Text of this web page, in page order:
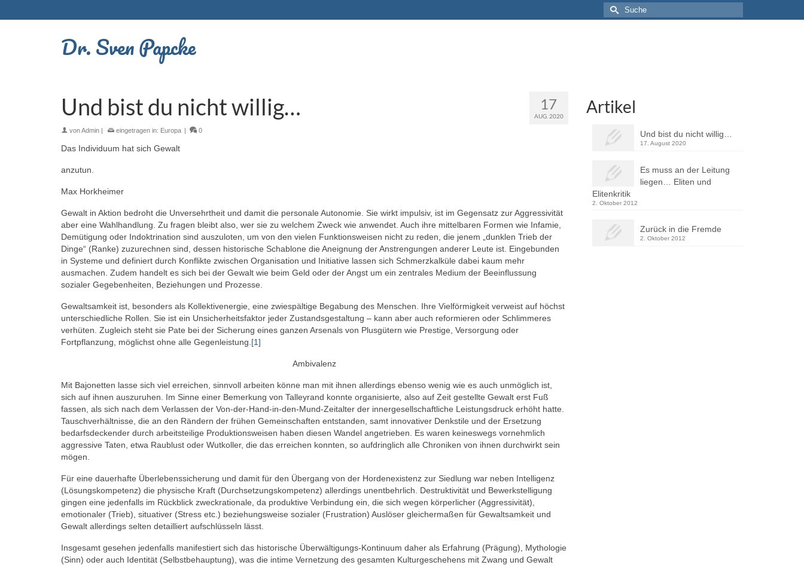
Suche
nach:
Dr. Sven Papcke
17
AUG. 2020
Und bist du nicht willig…
vonAdmin | eingetragen in: Europa | 0
Das Individuum hat sich Gewalt
anzutun.
Max Horkheimer
Gewalt in Aktion bedroht die Unversehrtheit und damit die personale Autonomie. Sie wirkt impulsiv, ist im Gegensatz zur Aggressivität
aber eine Wahlhandlung. Zu fragen bleibt also, wer sie zu welchem Zweck wie anwendet. Auch ihre mittelbaren Formen wie Infamie,
Demütigung oder Indoktrination sind auszuloten, um von den vielen Funktionsweisen nicht zu reden, die jenem „dunklen Trieb der
Dinge“ (Ranke) zuzurechnen sind, dessen historische Schablone die Aneignung der Anstrengungen anderer Leute ist. Eingebunden
in Systeme und definiert durch Konflikte zwischen Organisation und Initiative lassen sich Schmerzkalküle dabei kaum mehr
ausmachen. Zudem handelt es sich bei der Gewalt wie beim Geld oder der Angst um ein zentrales Medium der Beeinflussung
sozialer Gegebenheiten, Beziehungen und Prozesse.
Gewaltsamkeit ist, besonders als Kollektivenergie, eine zwiespältige Begabung des Menschen. Ihre Vielförmigkeit verweist auf höchst
unterschiedliche Rollen. Sie ist ein Unsicherheitsfaktor jeder Zustandsgestaltung – kann aber auch reformieren oder Schlimmeres
verhüten. Zugleich steht sie Pate bei der Sicherung eines ganzen Arsenals von Plusgütern wie Prestige, Versorgung oder
Fortpflanzung, möglichst ohne alle Gegenleistung. [1]
Ambivalenz
Mit Bajonetten lasse sich viel erreichen, sinnvoll arbeiten könne man mit ihnen allerdings ebenso wenig wie es auch unmöglich ist,
sich auf ihnen auszuruhen. Im Sinne einer Bemerkung von Talleyrand konnte organisierte also auf Zeit gestellte Gewalt erst Fuß
fassen, als sich nach dem Verlassen der Von-der-Hand-in-den-Mund-Zeitalter der innergesellschaftliche Leistungsdruck erhöht hatte.
Tauschverhältnisse, die an den Rändern der frühen Gemeinschaften entstanden, samt innovativer Denkstile und der Ersetzung
bedarfsdeckender durch arbeitsteilige Produktionsweisen haben diesen Wandel angetrieben. Es waren keineswegs vornehmlich
aggressive Taten, etwa Raublust oder Wutkoller, die das erreichen konnten, so aufdringlich alle Chroniken von ihnen durchwirkt sein
mögen.
Für eine dauerhafte Überlebenssicherung und damit für den Übergang von der Hordenexistenz zur Siedlung war neben Intelligenz
(Lösungskompetenz) die physische Kraft (Durchsetzungskompetenz) allerdings unentbehrlich. Destruktivität und Bewerkstelligung
gingen eine jedenfalls im Rückblick zweckrationale, da produktive Verbindung ein, die sich wegen körperlicher (Aggressivität),
emotionaler (Trieb), situativer (Stress etc.) beziehungsweise sozialer (Frustration) Auslöser gleichermaßen für Gewaltsamkeit und
Gewalt allerdings selten detailliert aufschlüsseln lässt.
Insgesamt gesehen jedenfalls manifestiert sich das historische Überwältigungs-Kontinuum daher als Erfahrung (Prägung), Mythologie
(Sinn) oder auch Identität (Selbstbehauptung), was die intime Vernetzung des gesamten Kulturgeschehens mit Zwang und Gewalt
Artikel
Und bist du nicht willig…
17. August 2020
Es muss an der Leitung
liegen… Eliten und
Elitenkritik
2. Oktober 2012
Zurück in die Fremde
2. Oktober 2012